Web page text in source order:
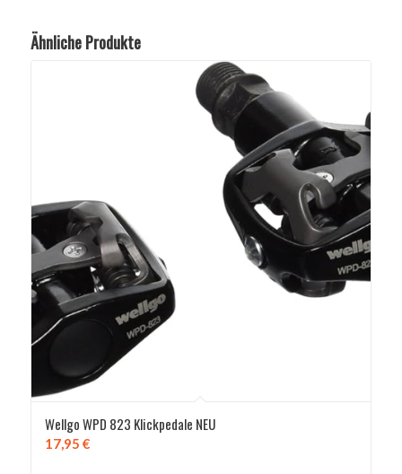
Ähnliche Produkte
Wellgo WPD 823 Klickpedale NEU
17,95 €